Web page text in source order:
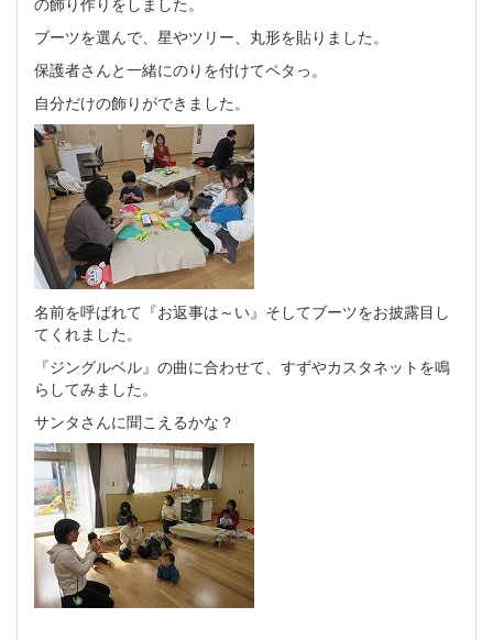
ブーツを選んで、星やツリー、丸形を貼りました。
保護者さんと一緒にのりを付けてペタっ。
自分だけの飾りができました。
名前を呼ばれて『お返事は～い』そしてブーツをお披露目し
てくれました。
『ジングルベル』の曲に合わせて、すずやカスタネットを鳴
らしてみました。
サンタさんに聞こえるかな？